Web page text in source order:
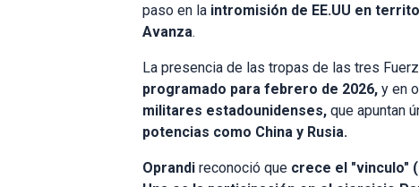
paso en laintromisión de EE.UU en
Avanza.
La presencia de las tropas de las tres
programado para febrero de 2026, y en
militares estadounidenses,que apuntan
potencias como China y Rusia.
Oprandi reconoció que crece el "vinculo"